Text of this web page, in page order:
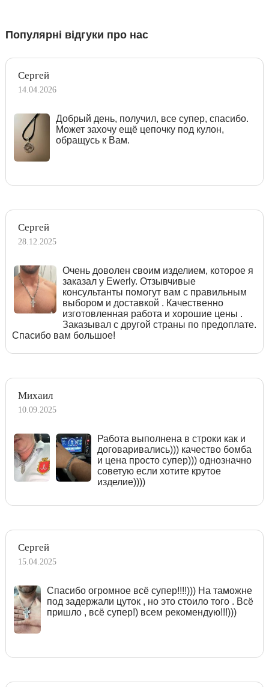
Популярні відгуки про нас
Сергей
14.04.2026
Добрый день, получил, все супер, спасибо.
Может захочу ещё цепочку под кулон,
обращусь к Вам.
Сергей
28.12.2025
Очень доволен своим изделием, которое я
заказал у Ewerly. Отзывчивые
консультанты помогут вам с правильным
выбором и доставкой . Качественно
изготовленная работа и хорошие цены .
Заказывал с другой страны по предоплате.
Спасибо вам большое!
Михаил
10.09.2025
Работа выполнена в строки как и
договаривались))) качество бомба
и цена просто супер))) однозначно
советую если хотите крутое
изделие))))
Сергей
15.04.2025
Спасибо огромное всё супер!!!!))) На таможне
под задержали цуток , но это стоило того . Всё
пришло , всё супер!) всем рекомендую!!!)))